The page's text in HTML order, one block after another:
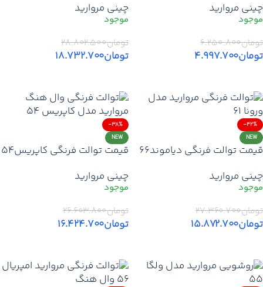
تخفیف ویژه + ارسال
چینی مروارید
تومان۶.۲۵۰.۸۰۰
تومان۴.۹۹۷.۷۰۰
مروارید خروجی به دیوار – یک
تکه آکس 160
چینی مروارید
تومان۲۸.۸۰۲.۵۰۰
تومان۱۸.۷۳۲.۷۰۰
-42%
NEW
قیمت توالت فرنگی دیاموند۶۶
گارانتی + ارسال
چینی مروارید
تومان۲۷.۳۶۰.۷۰۰
تومان۱۵.۸۷۲.۷۰۰
-38%
NEW
قیمت توالت فرنگی کاپریس۵۴
گارانتی + تخفیف + ارسال
چینی مروارید
تومان۲۶.۶۰۳.۸۰۰
تومان۱۶.۴۲۴.۷۰۰